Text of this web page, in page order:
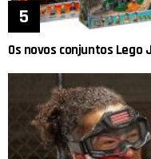
Os novos conjuntos Lego